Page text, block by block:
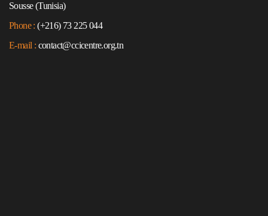
Sousse (Tunisia)
Phone : (+216) 73 225 044
E-mail : contact@ccicentre.org.tn